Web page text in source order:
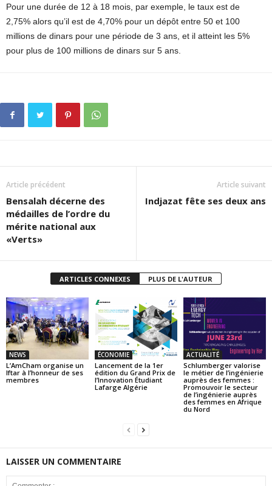
Pour une durée de 12 à 18 mois, par exemple, le taux est de
2,75% alors qu’il est de 4,70% pour un dépôt entre 50 et 100
millions de dinars pour une période de 3 ans, et il atteint les 5%
pour plus de 100 millions de dinars sur 5 ans.
Article précédent
Bensalah décerne des
médailles de l’ordre du
mérite national aux
«Verts»
Article suivant
Indjazat fête ses deux ans
ARTICLES CONNEXES PLUS DE L'AUTEUR
NEWS
L’AmCham organise un
Iftar à l’honneur de ses
membres
ÉCONOMIE
Lancement de la 1er
édition du Grand Prix de
l’Innovation Étudiant
Lafarge Algérie
ACTUALITÉ
Schlumberger valorise
le métier de l’ingénierie
auprès des femmes :
Promouvoir le secteur
de l’ingénierie auprès
des femmes en Afrique
du Nord
LAISSER UN COMMENTAIRE